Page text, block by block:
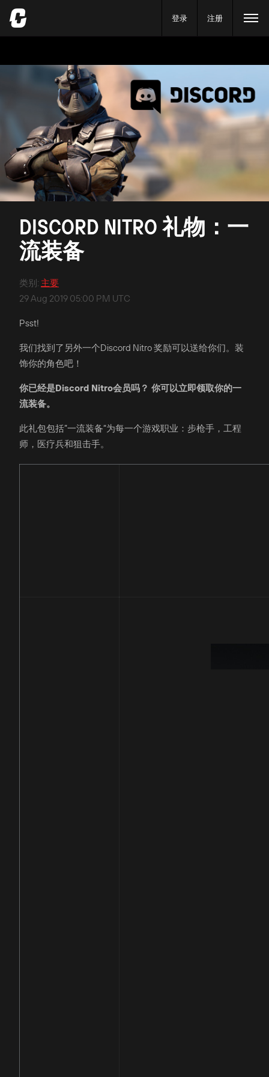
登录 注册
DISCORD NITRO 礼物：一
流装备
类别: 主要
29 Aug 2019 05:00 PM UTC
Psst!
我们找到了另外一个Discord Nitro 奖励可以送给你们。装
饰你的角色吧！
你已经是Discord Nitro会员吗？ 你可以立即领取你的一
流装备。
此礼包包括”一流装备“为每一个游戏职业：步枪手，工程
师，医疗兵和狙击手。